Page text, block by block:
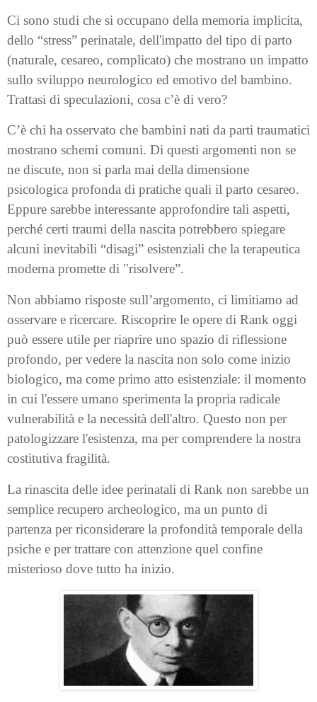
Ci sono studi che si occupano della memoria implicita,
dello “stress” perinatale, dell'impatto del tipo di parto
(naturale, cesareo, complicato) che mostrano un impatto
sullo sviluppo neurologico ed emotivo del bambino.
Trattasi di speculazioni, cosa c’è di vero?
C’è chi ha osservato che bambini nati da parti traumatici
mostrano schemi comuni. Di questi argomenti non se
ne discute, non si parla mai della dimensione
psicologica profonda di pratiche quali il parto cesareo.
Eppure sarebbe interessante approfondire tali aspetti,
perché certi traumi della nascita potrebbero spiegare
alcuni inevitabili “disagi” esistenziali che la terapeutica
moderna promette di "risolvere”.
Non abbiamo risposte sull’argomento, ci limitiamo ad
osservare e ricercare. Riscoprire le opere di Rank oggi
può essere utile per riaprire uno spazio di riflessione
profondo, per vedere la nascita non solo come inizio
biologico, ma come primo atto esistenziale: il momento
in cui l'essere umano sperimenta la propria radicale
vulnerabilità e la necessità dell'altro. Questo non per
patologizzare l'esistenza, ma per comprendere la nostra
costitutiva fragilità.
La rinascita delle idee perinatali di Rank non sarebbe un
semplice recupero archeologico, ma un punto di
partenza per riconsiderare la profondità temporale della
psiche e per trattare con attenzione quel confine
misterioso dove tutto ha inizio.